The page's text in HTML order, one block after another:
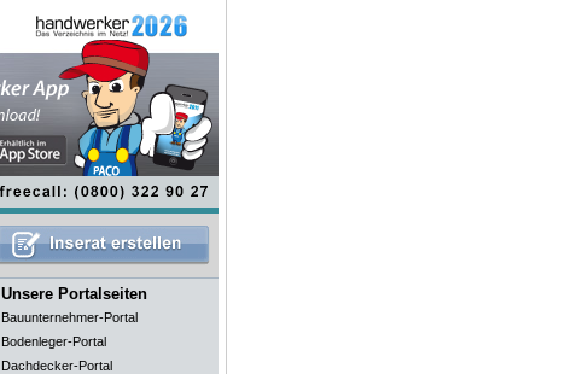
Unsere Portalseiten
Bauunternehmer-Portal
Bodenleger-Portal
Dachdecker-Portal